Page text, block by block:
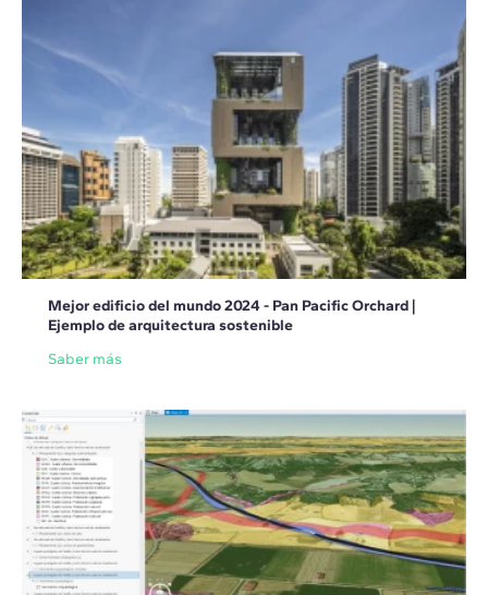
Mejor edificio del mundo 2024 - Pan Pacific Orchard |
Ejemplo de arquitectura sostenible
Saber más